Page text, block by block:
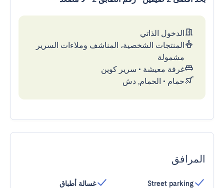
الدخول الذاتي
المنتجات الشخصية، المناشف وملاءات السرير
مشمولة
غرفة معيشة • سرير كوين
حمام • الحمام, دش
المرافق
Street parking
غسالة أطباق